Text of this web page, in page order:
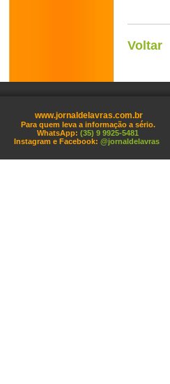
Voltar
www.jornaldelavras.com.br
Para quem leva a informação a sério.
WhatsApp: (35) 9 9925-5481
Instagram e Facebook: @jornaldelavras